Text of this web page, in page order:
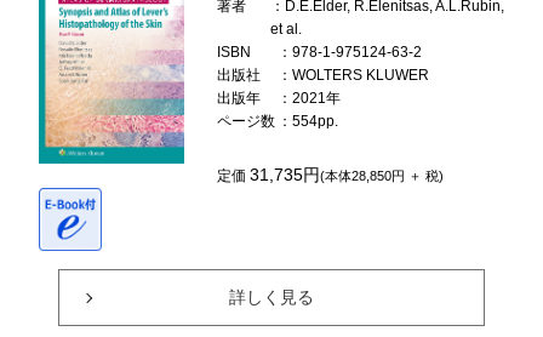
著者
：D.E.Elder, R.Elenitsas, A.L.Rubin,
et al.
ISBN
：978-1-975124-63-2
出版社
：WOLTERS KLUWER
出版年
：2021年
ページ数 ：554pp.
定価31,735円(本体28,850円 ＋ 税)
詳しく見る